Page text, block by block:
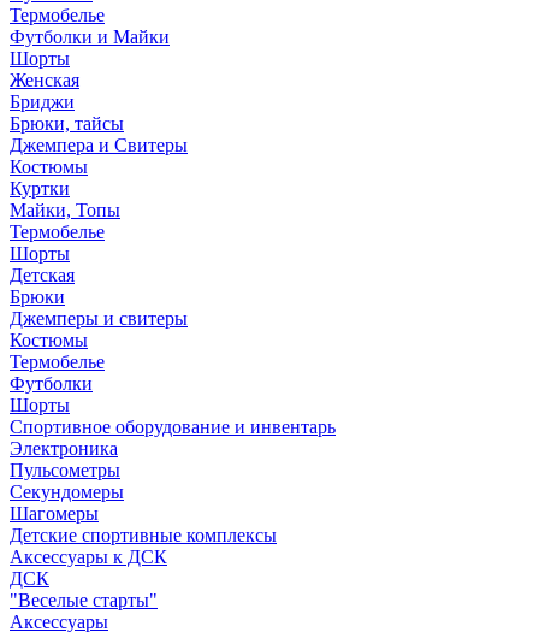
Термобелье
Футболки и Майки
Шорты
Женская
Бриджи
Брюки, тайсы
Джемпера и Свитеры
Костюмы
Куртки
Майки, Топы
Термобелье
Шорты
Детская
Брюки
Джемперы и свитеры
Костюмы
Термобелье
Футболки
Шорты
Спортивное оборудование и инвентарь
Электроника
Пульсометры
Секундомеры
Шагомеры
Детские спортивные комплексы
Аксессуары к ДСК
ДСК
"Веселые старты"
Аксессуары